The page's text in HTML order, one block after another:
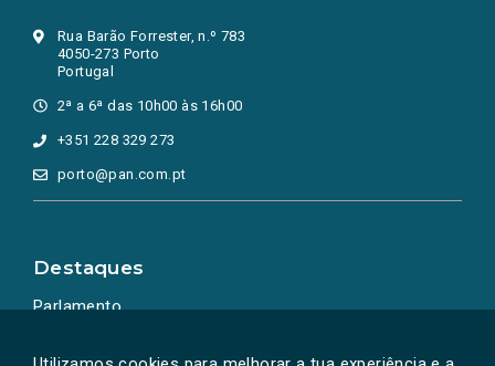
Rua Barão Forrester, n.º 783
4050-273 Porto
Portugal
2ª a 6ª das 10h00 às 16h00
+351 228 329 273
porto@pan.com.pt
Destaques
Parlamento